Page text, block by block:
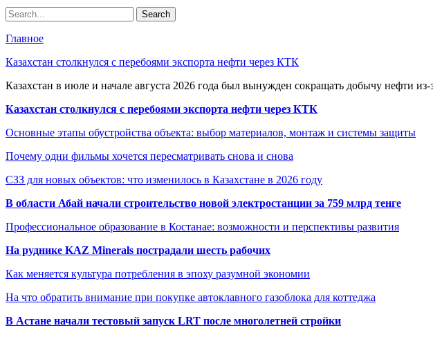
Главное
Казахстан столкнулся с перебоями экспорта нефти через КТК
Казахстан в июле и начале августа 2026 года был вынужден сокращать добычу нефти
Казахстан столкнулся с перебоями экспорта нефти через КТК
Основные этапы обустройства объекта: выбор материалов, монтаж и системы защиты
Почему одни фильмы хочется пересматривать снова и снова
СЗЗ для новых объектов: что изменилось в Казахстане в 2026 году
В области Абай начали строительство новой электростанции за 759 млрд тенге
Профессиональное образование в Костанае: возможности и перспективы развития
На руднике KAZ Minerals пострадали шесть рабочих
Как меняется культура потребления в эпоху разумной экономии
На что обратить внимание при покупке автоклавного газоблока для коттеджа
В Астане начали тестовый запуск LRT после многолетней стройки